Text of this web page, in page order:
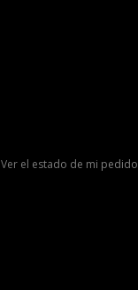
Ver el estado de mi pedido